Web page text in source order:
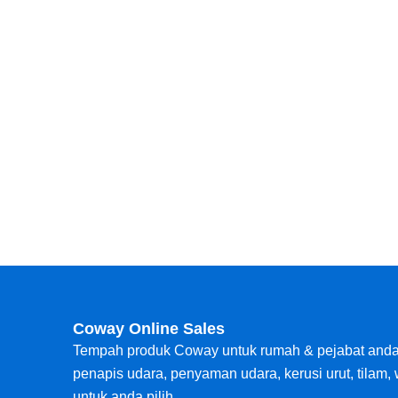
Coway Online Sales
Tempah produk Coway untuk rumah & pejabat
penapis udara, penyaman udara, kerusi urut,